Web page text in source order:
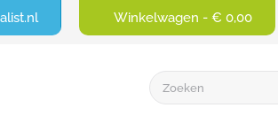
Winkelwagen - € 0,00